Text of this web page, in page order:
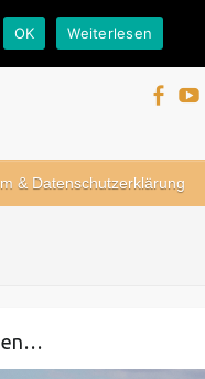
& Datenschutzerklärung
OK Weiterlesen